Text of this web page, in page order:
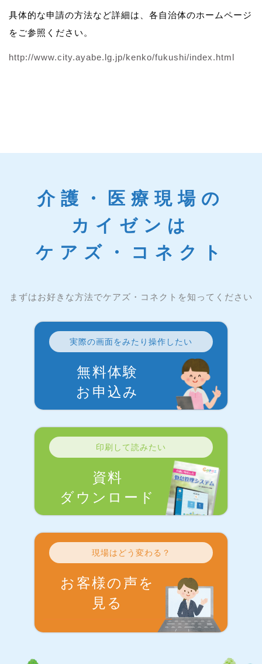
具体的な申請の方法など詳細は、各自治体のホームページ
をご参照ください。
http://www.city.ayabe.lg.jp/kenko/fukushi/index.html
介護・医療現場の
カイゼンは
ケアズ・コネクト
まずはお好きな方法でケアズ・コネクトを知ってください
実際の画面をみたり操作したい
無料体験
お申込み
印刷して読みたい
資料
ダウンロード
現場はどう変わる？
お客様の声を
見る